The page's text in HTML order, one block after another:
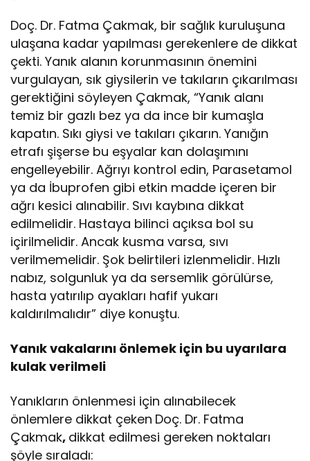
Doç. Dr. Fatma Çakmak, bir sağlık kuruluşuna
ulaşana kadar yapılması gerekenlere de dikkat
çekti. Yanık alanın korunmasının önemini
vurgulayan, sık giysilerin ve takıların çıkarılması
gerektiğini söyleyen Çakmak, “Yanık alanı
temiz bir gazlı bez ya da ince bir kumaşla
kapatın. Sıkı giysi ve takıları çıkarın. Yanığın
etrafı şişerse bu eşyalar kan dolaşımını
engelleyebilir. Ağrıyı kontrol edin, Parasetamol
ya da İbuprofen gibi etkin madde içeren bir
ağrı kesici alınabilir. Sıvı kaybına dikkat
edilmelidir. Hastaya bilinci açıksa bol su
içirilmelidir. Ancak kusma varsa, sıvı
verilmemelidir. Şok belirtileri izlenmelidir. Hızlı
nabız, solgunluk ya da sersemlik görülürse,
hasta yatırılıp ayakları hafif yukarı
kaldırılmalıdır” diye konuştu.
Yanık vakalarını önlemek için bu uyarılara
kulak verilmeli
Yanıkların önlenmesi için alınabilecek
önlemlere dikkat çeken Doç. Dr. Fatma
Çakmak, dikkat edilmesi gereken noktaları
şöyle sıraladı: